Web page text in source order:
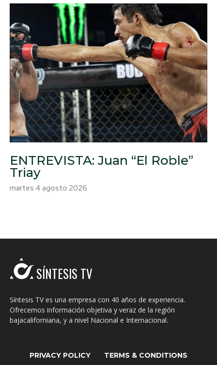
ENTREVISTA: Juan “El Roble”
Triay
martes 4 agosto 2026
SÍNTESIS TV
Síntesis TV es una empresa con 40 años de experiencia.
Ofrecemos información objetiva y veraz de la región
bajacaliforniana, y a nivel Nacional e Internacional.
PRIVACY POLICY TERMS & CONDITIONS